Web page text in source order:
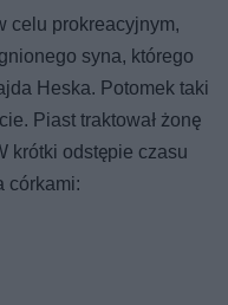
celu prokreacyjnym,
syna, którego
Heska. Potomek taki
Piast traktował żonę
krótki odstępie czasu
córkami: